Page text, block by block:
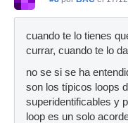
cuando te lo tienes
currar, cuando te lo
no se si se ha
son los típicos loops
superidentificables y
loop es un solo